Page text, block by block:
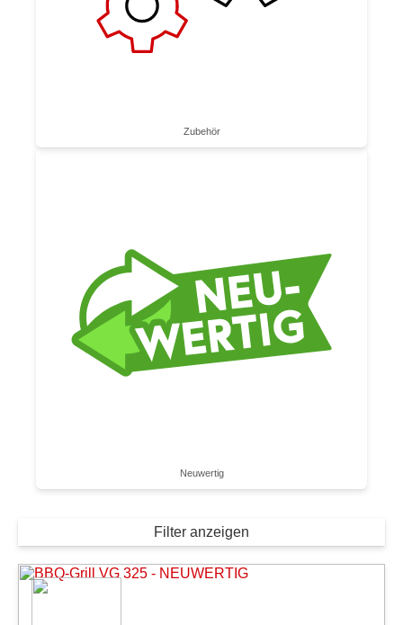
Zubehör
Neuwertig
Filter anzeigen